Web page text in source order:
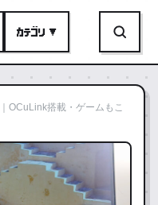
カテゴリ ▼
OCuLink搭載・ゲームもこ